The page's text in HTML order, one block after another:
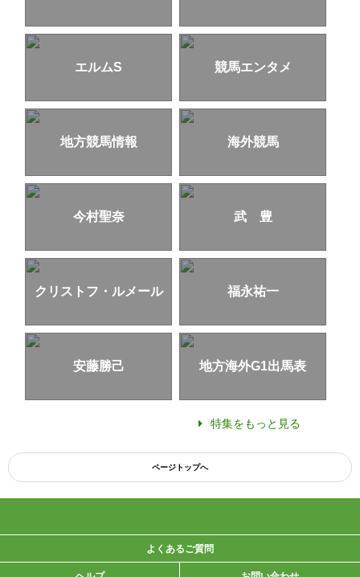
エルムS 競馬エンタメ
地方競馬情報 海外競馬
今村聖奈 武 豊
クリストフ・ルメール 福永祐一
安藤勝己 地方海外G1出馬表
特集をもっと見る
ページトップへ
よくあるご質問